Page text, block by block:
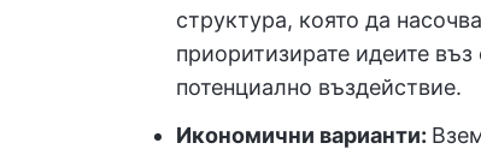
структура, която да
приоритизирате идеите
потенциално въздействие.
Икономични варианти: